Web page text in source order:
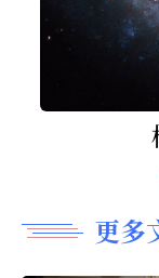
更多